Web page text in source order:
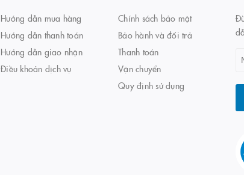
Hướng dẫn mua hàng
Hướng dẫn thanh toán
Hướng dẫn giao nhận
Điều khoản dịch vụ
Chính sách bảo mật
Bảo hành và đổi trả
Thanh toán
Vận chuyển
Quy định sử dụng